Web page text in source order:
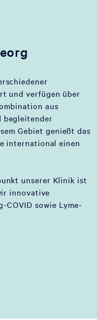
und verfügen über
aus
begleitender
Gebiet genießt das
international einen
unserer Klinik ist
innovative
COVID sowie Lyme-